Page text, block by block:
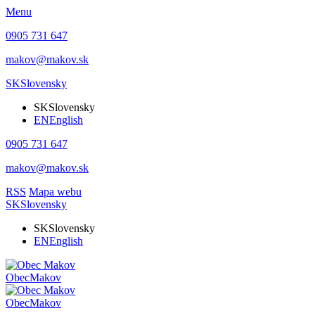
Menu
0905 731 647
makov@makov.sk
SKSlovensky
SKSlovensky
ENEnglish
0905 731 647
makov@makov.sk
RSS Mapa webu
SKSlovensky
SKSlovensky
ENEnglish
ObecMakov
ObecMakov